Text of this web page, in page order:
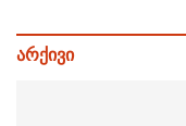
არქივი